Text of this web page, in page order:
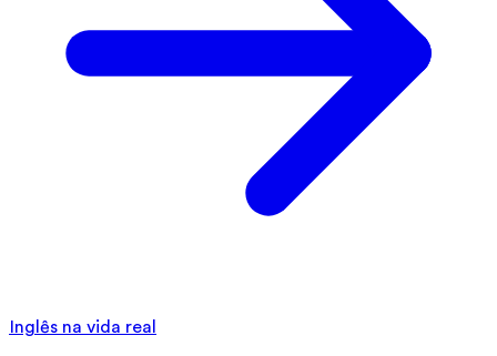
Inglês na vida real